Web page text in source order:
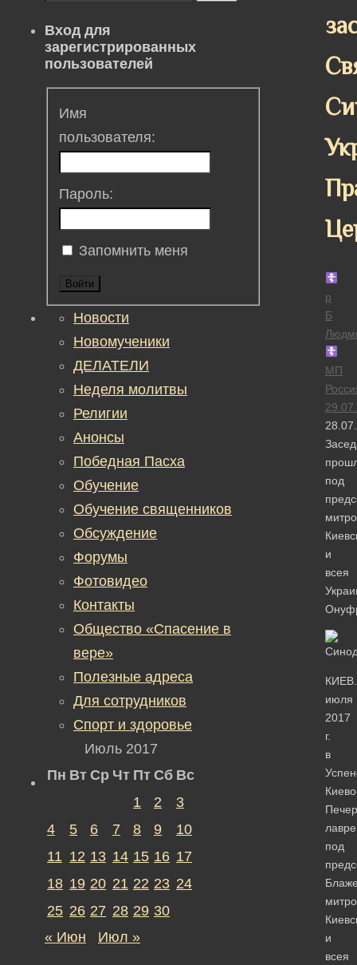
р
Б
МП
под
и
всея
июля
2017
г.
в
лавре
под
и
всея
Вход для
зарегистрированных
пользователей
Имя
пользователя:
Пароль:
Запомнить меня
Войти
Новости
Новомученики
ДЕЛАТЕЛИ
Неделя молитвы
Религии
Анонсы
Победная Пасха
Обучение
Обучение священников
Обсуждение
Форумы
Фотовидео
Контакты
Общество «Спасение в
вере»
Полезные адреса
Для сотрудников
Спорт и здоровье
Июль 2017
Пн Вт Ср Чт Пт Сб Вс
1
2
3
4
5 6 7 8 9
10
11 12 13 14 15 16 17
18 19 20 21 22 23 24
25 26 27 28 29 30
« Июн
Июл »